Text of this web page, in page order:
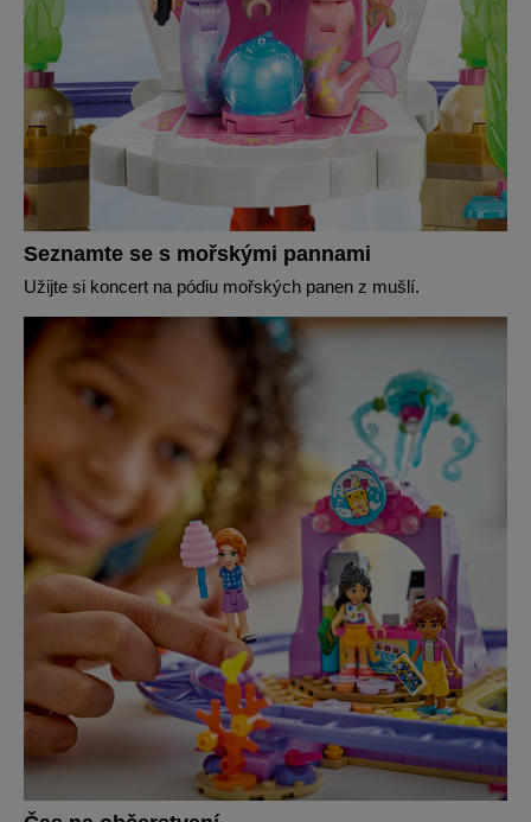
Seznamte se s mořskými pannami
Užijte si koncert na pódiu mořských panen z mušlí.